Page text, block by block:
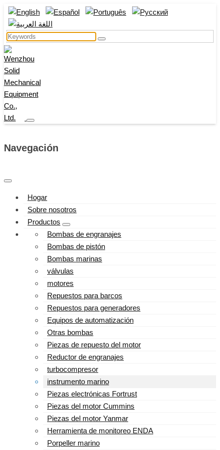
Navegación
Hogar
Sobre nosotros
Productos
Bombas de engranajes
Bombas de pistón
Bombas marinas
válvulas
motores
Repuestos para barcos
Repuestos para generadores
Equipos de automatización
Otras bombas
Piezas de repuesto del motor
Reductor de engranajes
turbocompresor
instrumento marino
Piezas electrónicas Fortrust
Piezas del motor Cummins
Piezas del motor Yanmar
Herramienta de monitoreo ENDA
Porpeller marino